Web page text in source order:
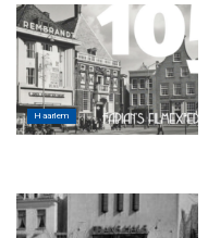
Haarlem